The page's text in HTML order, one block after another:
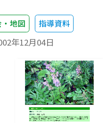
地図 指導資料
年12月04日